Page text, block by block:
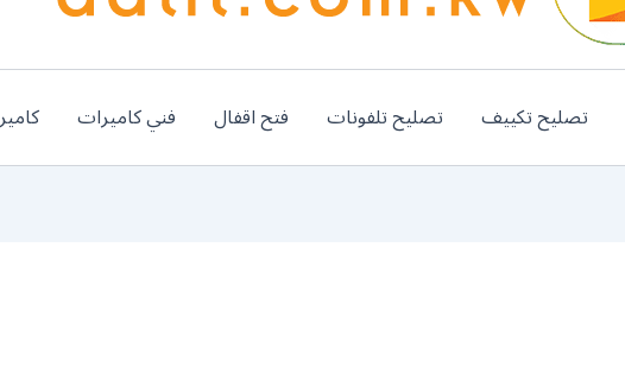
تصليح تكييف تصليح تلفونات فتح اقفال فني كاميرات